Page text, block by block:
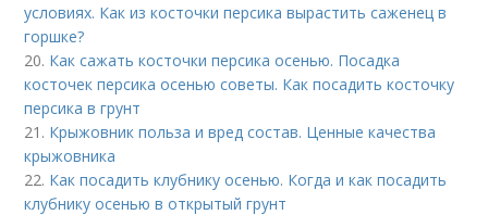
условиях. Как из косточки персика вырастить саженец в
горшке?
20. Как сажать косточки персика осенью. Посадка
косточек персика осенью советы. Как посадить косточку
персика в грунт
21. Крыжовник польза и вред состав. Ценные качества
крыжовника
22. Как посадить клубнику осенью. Когда и как посадить
клубнику осенью в открытый грунт